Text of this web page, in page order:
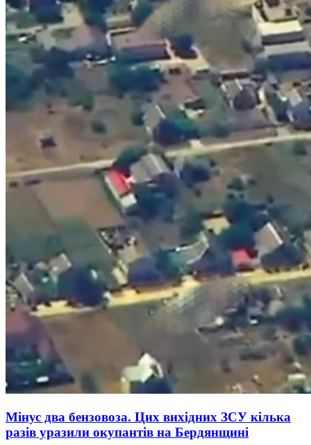
Мінус два бензовоза. Цих вихідних ЗСУ кілька
разів уразили окупантів на Бердянщині